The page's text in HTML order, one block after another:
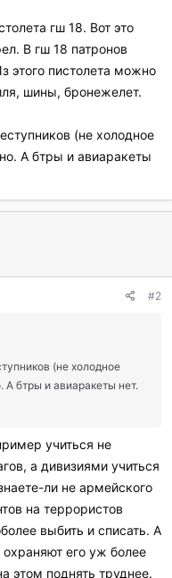
гш 18. Вот это
В гш 18 патронов
этого пистолета можно
шины, бронежелет.
(не холодное
А бтры и авиаракеты
#2
(не холодное
А бтры и авиаракеты нет.
учиться не
а дивизиями учиться
ли не армейского
на террористов
выбить и списать. А
его уж более
этом поднять труднее.